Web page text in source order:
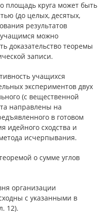
площадь круга может быть
(до целых, десятых,
результатов
учащимся можно
доказательство теоремы
записи.
учащихся
экспериментов двух
(с вещественной
направлены на
в готовом
идейного сходства и
исчерпывания.
о сумме углов
организации
с указанными в
12).